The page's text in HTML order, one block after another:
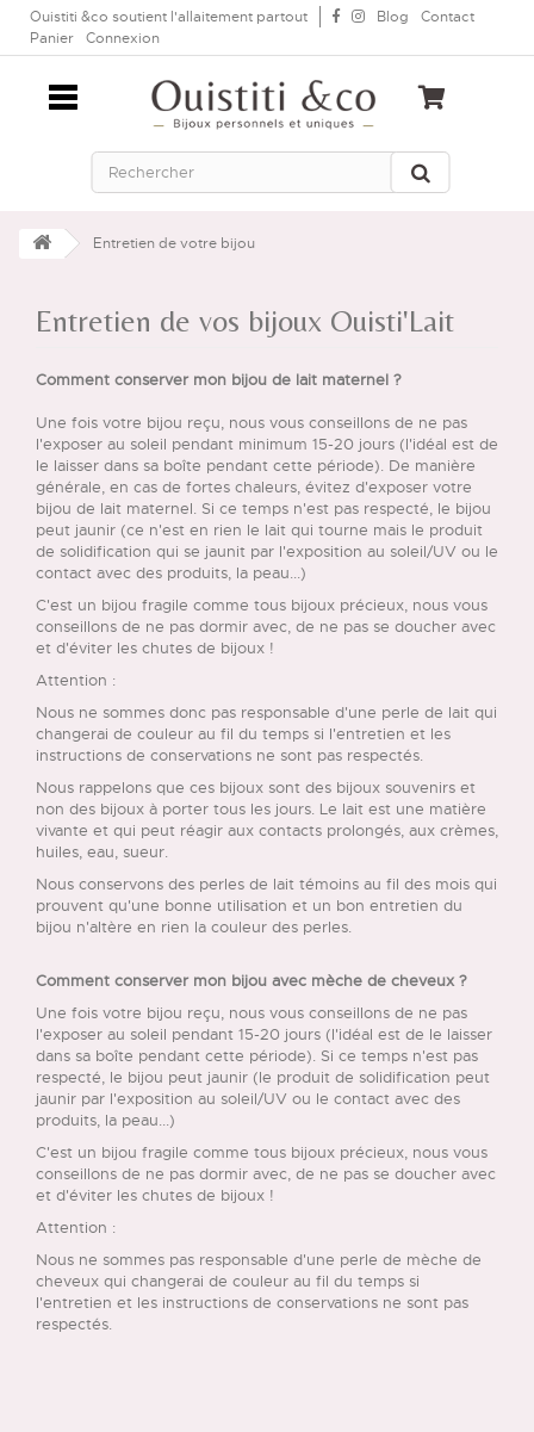
Ouistiti &co soutient l'allaitement partout Blog
Contact
Panier
Connexion
Entretien de votre bijou
Entretien de vos bijoux Ouisti'Lait
Comment conserver mon bijou de lait maternel ?
Une fois votre bijou reçu, nous vous conseillons de ne pas
l'exposer au soleil pendant minimum 15-20 jours (l'idéal est de
le laisser dans sa boîte pendant cette période). De manière
générale, en cas de fortes chaleurs, évitez d'exposer votre
bijou de lait maternel. Si ce temps n'est pas respecté, le bijou
peut jaunir (ce n'est en rien le lait qui tourne mais le produit
de solidification qui se jaunit par l'exposition au soleil/UV ou le
contact avec des produits, la peau...)
C'est un bijou fragile comme tous bijoux précieux, nous vous
conseillons de ne pas dormir avec, de ne pas se doucher avec
et d'éviter les chutes de bijoux !
Attention :
Nous ne sommes donc pas responsable d'une perle de lait qui
changerai de couleur au fil du temps si l'entretien et les
instructions de conservations ne sont pas respectés.
Nous rappelons que ces bijoux sont des bijoux souvenirs et
non des bijoux à porter tous les jours. Le lait est une matière
vivante et qui peut réagir aux contacts prolongés, aux crèmes,
huiles, eau, sueur.
Nous conservons des perles de lait témoins au fil des mois qui
prouvent qu'une bonne utilisation et un bon entretien du
bijou n'altère en rien la couleur des perles.
Comment conserver mon bijou avec mèche de cheveux ?
Une fois votre bijou reçu, nous vous conseillons de ne pas
l'exposer au soleil pendant 15-20 jours (l'idéal est de le laisser
dans sa boîte pendant cette période). Si ce temps n'est pas
respecté, le bijou peut jaunir (le produit de solidification peut
jaunir par l'exposition au soleil/UV ou le contact avec des
produits, la peau...)
C'est un bijou fragile comme tous bijoux précieux, nous vous
conseillons de ne pas dormir avec, de ne pas se doucher avec
et d'éviter les chutes de bijoux !
Attention :
Nous ne sommes pas responsable d'une perle de mèche de
cheveux qui changerai de couleur au fil du temps si
l'entretien et les instructions de conservations ne sont pas
respectés.